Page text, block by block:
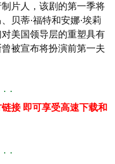
/历史
片人，该剧的第一季将
贝蒂·福特和安娜·埃莉
美国领导层的重塑具有
被宣布将扮演前第一夫
·
链接 即可享受高速下载和
·